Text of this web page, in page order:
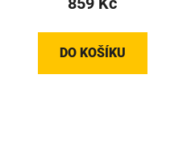
DO KOŠÍKU